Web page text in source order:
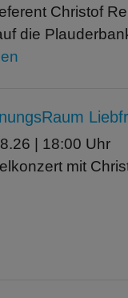
Christof
die
| 18:00 Uhr
mit